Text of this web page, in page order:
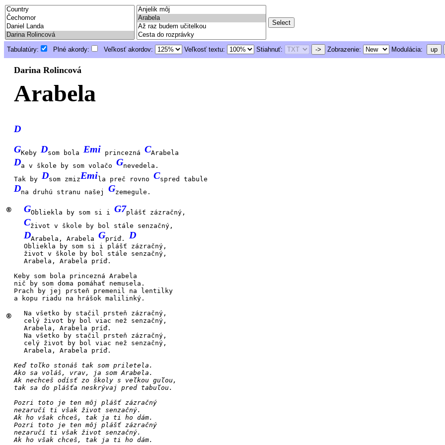
Tabulatúry: Plné akordy: Veľkosť akordov: Veľkosť textu: Stiahnuť: -> Zobrazenie: Modulácia: up
Darina Rolincová
Arabela
D
GKebyDsom bolaEmi princeznáCArabela
Da v škole by som volačoGnevedela.
Tak by Dsom zmizEmila preč rovnoCspred tabule
Dna druhú stranu našejGzemegule.
® GObliekla by som si iG7plášť zázračný,
Cživot v škole by bol stále senzačný,
DArabela, ArabelaGpríď.D
Obliekla by som si i plášť zázračný,
život v škole by bol stále senzačný,
Arabela, Arabela príď.
Keby som bola princezná Arabela
nič by som doma pomáhať nemusela.
Prach
by jej prsteň premenil na lentilky
a kopu riadu na hrášok malilinký.
® Na všetko by stačil prsteň zázračný,
celý život by bol viac než senzačný,
Arabela, Arabela príď.
Na všetko by stačil prsteň zázračný,
celý život by bol viac než senzačný,
Arabela, Arabela príď.
Keď toľko stonáš tak som priletela.
Ako sa voláš, vrav, ja som Arabela.
Ak nechceš odísť zo školy s veľkou guľou,
tak sa do plášťa neskrývaj pred tabuľou.
Pozri toto je ten môj plášť zázračný
nezaručí ti však život senzačný.
Ak ho však chceš, tak ja ti ho dám.
Pozri toto je ten môj plášť zázračný
nezaručí ti však život senzačný.
Ak ho však chceš, tak ja ti ho dám.